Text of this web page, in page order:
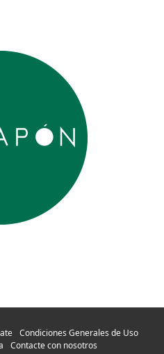
Condiciones Generales de Uso
Contacte con nosotros